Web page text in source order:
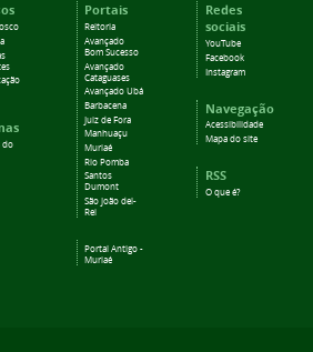
do
Portais
Reitoria
Avançado
Bom Sucesso
Avançado
Cataguases
Avançado Ubá
Barbacena
Juiz de Fora
Manhuaçu
Muriaé
Rio Pomba
Santos
Dumont
São João del-
Rei
Portal Antigo -
Muriaé
Redes
sociais
YouTube
Facebook
Instagram
Navegação
Acessibilidade
Mapa do site
RSS
O que é?